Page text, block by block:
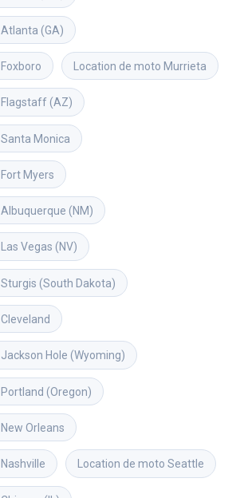
Atlanta (GA)
Foxboro Location de moto Murrieta
Flagstaff (AZ)
Santa Monica
Fort Myers
Albuquerque (NM)
Las Vegas (NV)
Sturgis (South Dakota)
Cleveland
Jackson Hole (Wyoming)
Portland (Oregon)
New Orleans
Nashville Location de moto Seattle